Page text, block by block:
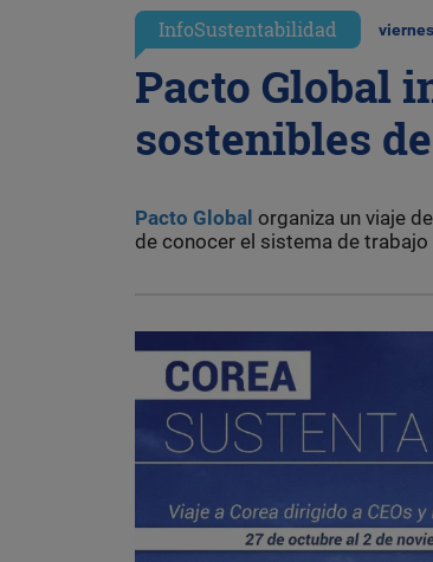
InfoSustentabilidad
Pacto Global
sostenibles
Pacto Global organiza un viaje
de conocer el sistema de